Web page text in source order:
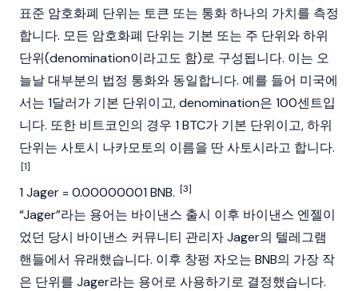
표준 암호화폐 단위는 토큰 또는 통화 하나의 가치를 측정
합니다. 모든 암호화폐 단위는 기본 또는 주 단위와 하위
단위(denomination이라고도 함)로 구성됩니다. 이는 오
늘날 대부분의 법정 통화와 동일합니다. 예를 들어 미국에
서는 1달러가 기본 단위이고, denomination은 100센트입
니다. 또한 비트코인의 경우 1 BTC가 기본 단위이고, 하위
단위는 사토시 나카모토의 이름을 딴 사토시라고 합니다.
[1]
1 Jager = 0.00000001 BNB. [3]
“Jager”라는 용어는 바이낸스 출시 이후 바이낸스 엔젤이
었던 당시 바이낸스 커뮤니티 관리자 Jager의 텔레그램
핸들에서 유래했습니다. 이후 창펑 자오는 BNB의 가장 작
은 단위를 Jager라는 용어로 사용하기로 결정했습니다.